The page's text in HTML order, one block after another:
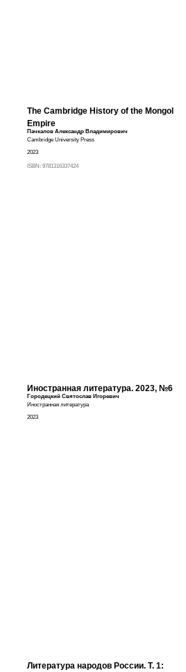
The Cambridge History of the Mongol
Empire
Пачкалов Александр Владимирович
Cambridge University Press
2023
ISBN: 9781316337424
Иностранная литература. 2023, №6
Городецкий Святослав Игоревич
Иностранная литература
2023
Литература народов России. Т. 1: